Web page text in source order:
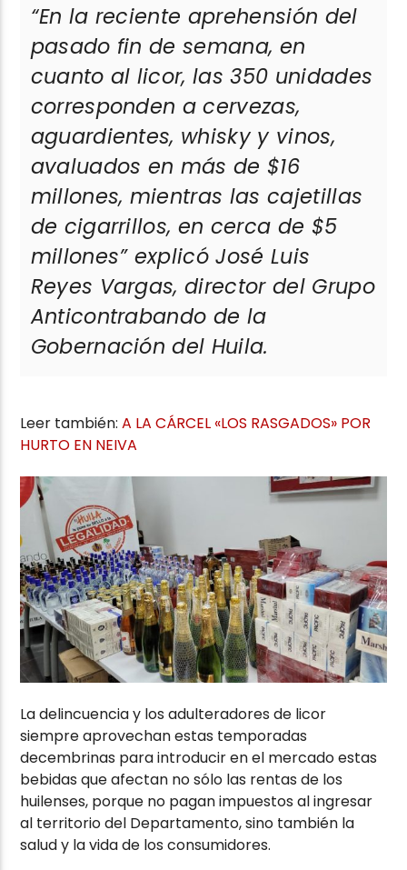
“En la reciente aprehensión del
pasado fin de semana, en
cuanto al licor, las 350 unidades
corresponden a cervezas,
aguardientes, whisky y vinos,
avaluados en más de $16
millones, mientras las cajetillas
de cigarrillos, en cerca de $5
millones”explicó José Luis
Reyes Vargas, director del Grupo
Anticontrabando de la
Gobernación del Huila.
Leer también:A LA CÁRCEL «LOS RASGADOS» POR
HURTO EN NEIVA
La delincuencia y los adulteradores de licor
siempre aprovechan estas temporadas
decembrinas para introducir en el mercado estas
bebidas que afectan no sólo las rentas de los
huilenses, porque no pagan impuestos al ingresar
al territorio del Departamento, sino también la
salud y la vida de los consumidores.